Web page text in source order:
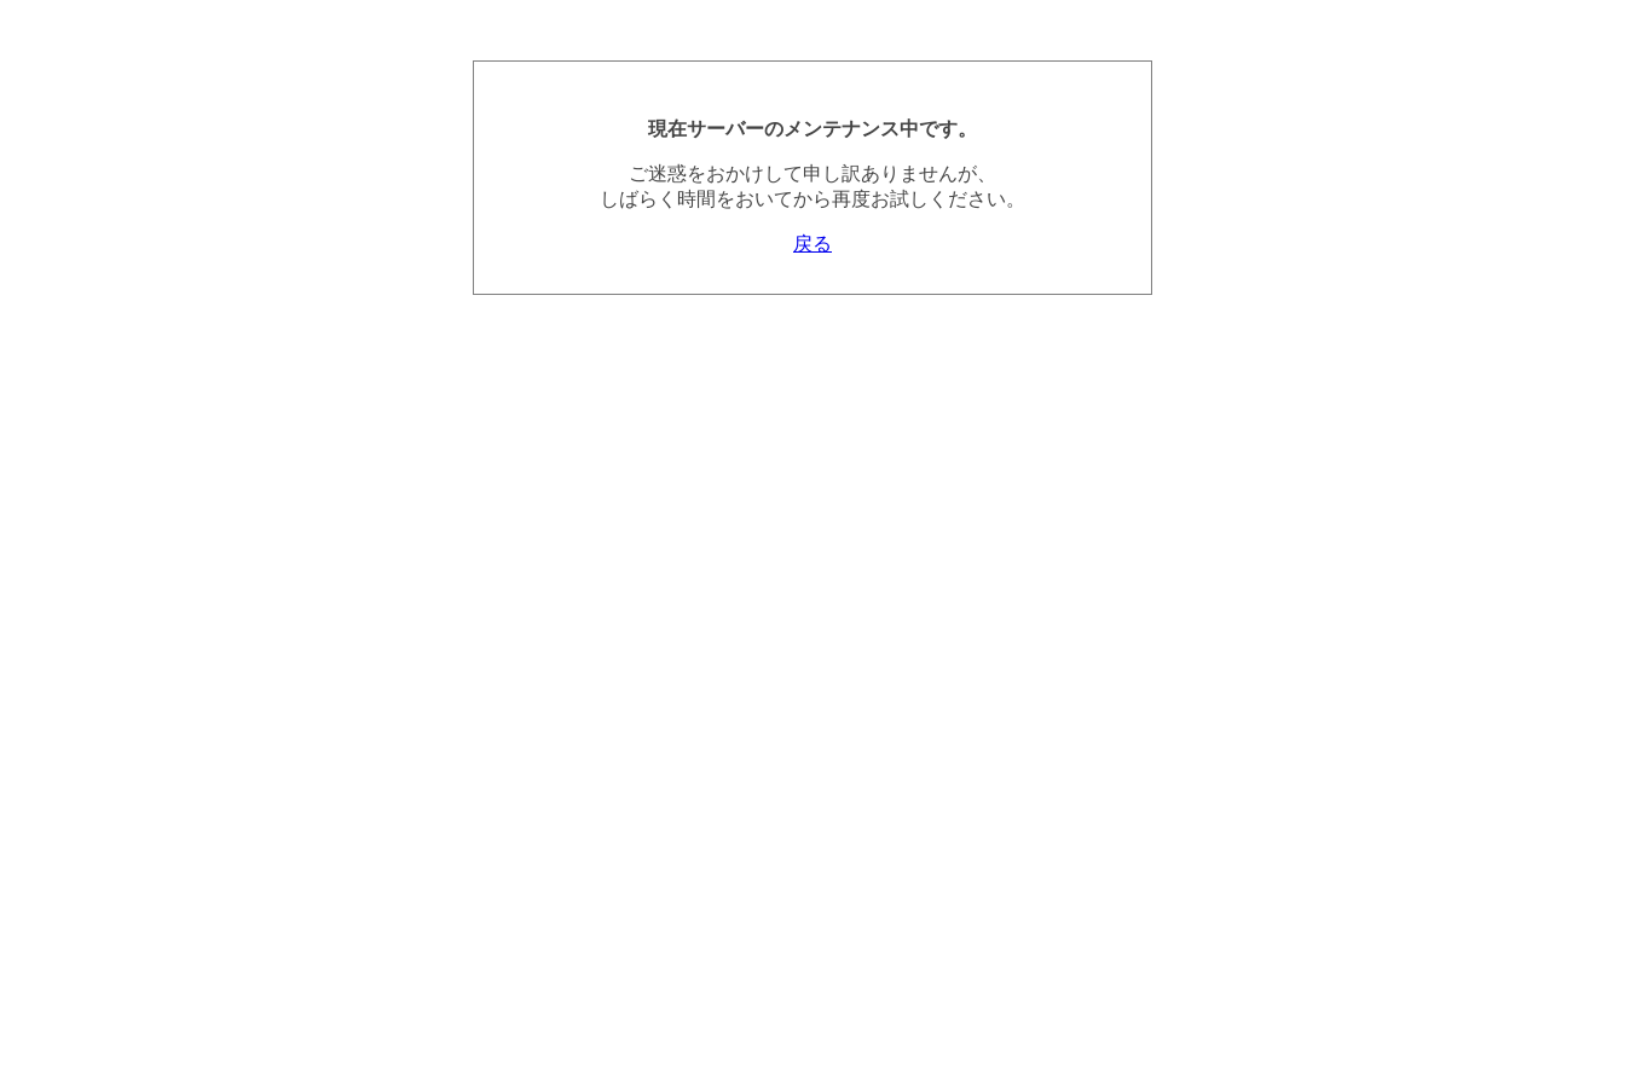
現在サーバーのメンテナンス中です。
ご迷惑をおかけして申し訳ありませんが、
しばらく時間をおいてから再度お試しください。
戻る